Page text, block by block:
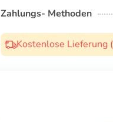
Zahlungs- Methoden
Kostenlose